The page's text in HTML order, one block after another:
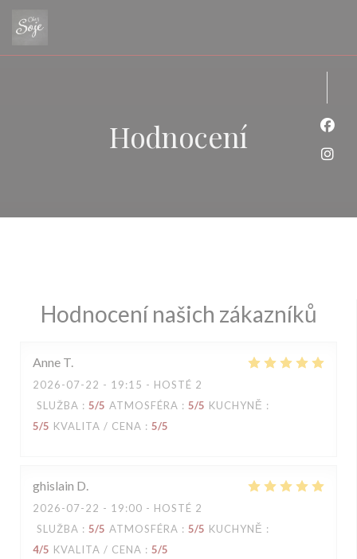
Hodnocení
Hodnocení našich zákazníků
Anne T
2026-07-22 - 19:15 - HOSTÉ 2
SLUŽBA : 5/5 ATMOSFÉRA : 5/5 KUCHYNĚ :
5/5 KVALITA / CENA : 5/5
ghislain D
2026-07-22 - 19:00 - HOSTÉ 2
SLUŽBA : 5/5 ATMOSFÉRA : 5/5 KUCHYNĚ :
4/5 KVALITA / CENA : 5/5